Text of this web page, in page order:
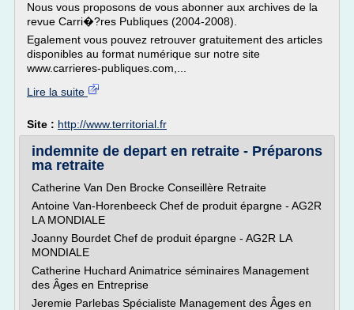
Nous vous proposons de vous abonner aux archives de la
revue Carri�?res Publiques (2004-2008).
Egalement vous pouvez retrouver gratuitement des articles
disponibles au format numérique sur notre site
www.carrieres-publiques.com,...
Lire la suite
Site : http://www.territorial.fr
indemnite de depart en retraite - Préparons
ma retraite
Catherine Van Den Brocke Conseillère Retraite
Antoine Van-Horenbeeck Chef de produit épargne - AG2R
LA MONDIALE
Joanny Bourdet Chef de produit épargne - AG2R LA
MONDIALE
Catherine Huchard Animatrice séminaires Management
des Âges en Entreprise
Jeremie Parlebas Spécialiste Management des Âges en